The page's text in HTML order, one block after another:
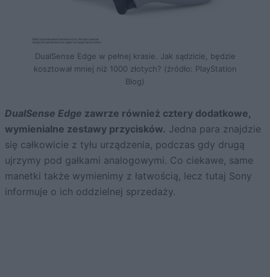
DualSense Edge w pełnej krasie. Jak sądzicie, będzie
kosztował mniej niż 1000 złotych? (źródło: PlayStation
Blog)
DualSense Edge zawrze również cztery dodatkowe,
wymienialne zestawy przycisków. Jedna para znajdzie
się całkowicie z tyłu urządzenia, podczas gdy drugą
ujrzymy pod gałkami analogowymi. Co ciekawe, same
manetki także wymienimy z łatwością, lecz tutaj Sony
informuje o ich oddzielnej sprzedaży.